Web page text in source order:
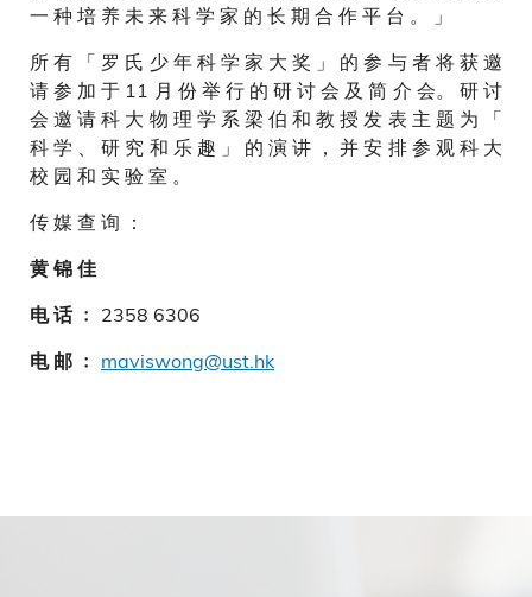
一 种 培 养 未 来 科 学 家 的 长 期 合 作 平 台 。 」
所 有 「 罗 氏 少 年 科 学 家 大 奖 」 的 参 与 者 将 获 邀
请 参 加 于 11 月 份 举 行 的 研 讨 会 及 简 介 会。 研 讨
会 邀 请 科 大 物 理 学 系 梁 伯 和 教 授 发 表 主 题 为 「
科 学 、 研 究 和 乐 趣 」 的 演 讲 ， 并 安 排 参 观 科 大
校 园 和 实 验 室 。
传 媒 查 询 ：
黄 锦 佳
电 话 ﹕ 2358 6306
电 邮 ﹕ maviswong@ust.hk